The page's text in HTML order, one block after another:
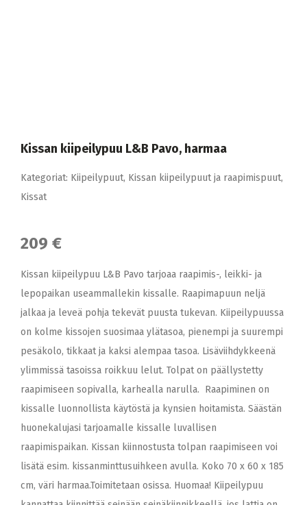
Kissan kiipeilypuu L&B Pavo, harmaa
Kategoriat: Kiipeilypuut, Kissan kiipeilypuut ja raapimispuut,
Kissat
209 €
Kissan kiipeilypuu L&B Pavo tarjoaa raapimis-, leikki- ja
lepopaikan useammallekin kissalle. Raapimapuun neljä
jalkaa ja leveä pohja tekevät puusta tukevan. Kiipeilypuussa
on kolme kissojen suosimaa ylätasoa, pienempi ja suurempi
pesäkolo, tikkaat ja kaksi alempaa tasoa. Lisäviihdykkeenä
ylimmissä tasoissa roikkuu lelut. Tolpat on päällystetty
raapimiseen sopivalla, karhealla narulla. Raapiminen on
kissalle luonnollista käytöstä ja kynsien hoitamista. Säästän
huonekalujasi tarjoamalle kissalle luvallisen
raapimispaikan. Kissan kiinnostusta tolpan raapimiseen voi
lisätä esim. kissanminttusuihkeen avulla. Koko 70 x 60 x 185
cm, väri harmaa.Toimitetaan osissa. Huomaa! Kiipeilypuu